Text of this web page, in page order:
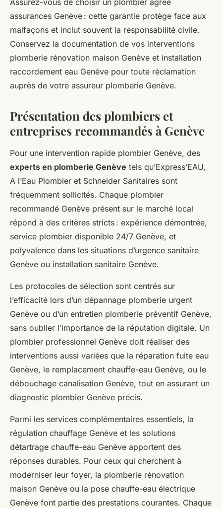
assurances Genève : cette garantie protège face aux
malfaçons et inclut souvent la responsabilité civile.
Conservez la documentation de vos interventions
plomberie rénovation maison Genève et installation
raccordement eau Genève pour toute réclamation
auprès de votre assureur plomberie Genève.
Présentation des plombiers et
entreprises recommandés à Genève
Pour une intervention rapide plombier Genève, des
experts en plomberie Genève tels qu’Express’EAU,
A l’Eau Plombier et Schneider Sanitaires sont
fréquemment sollicités. Chaque plombier
recommandé Genève présent sur le marché local
répond à des critères stricts : expérience démontrée,
service plombier disponible 24/7 Genève, et
polyvalence dans les situations d’urgence sanitaire
Genève ou installation sanitaire Genève.
Les protocoles de sélection sont centrés sur
l’efficacité lors d’un dépannage plomberie urgent
Genève ou d’un entretien plomberie préventif Genève,
sans oublier l’importance de la réputation digitale. Un
plombier professionnel Genève doit réaliser des
interventions aussi variées que la réparation fuite eau
Genève, le remplacement chauffe-eau Genève, ou le
débouchage canalisation Genève, tout en assurant un
diagnostic plombier Genève précis.
Parmi les services complémentaires essentiels, la
régulation chauffage Genève et les solutions
détartrage chauffe-eau Genève apportent des
réponses durables. Pour ceux qui cherchent à
moderniser leur foyer, la plomberie rénovation
maison Genève ou la pose chauffe-eau électrique
Genève font partie des prestations courantes. Chaque